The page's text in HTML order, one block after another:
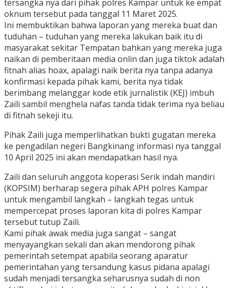
tersangka nya dari pihak polres Kampar untuk ke empat
oknum tersebut pada tanggal 11 Maret 2025.
Ini membuktikan bahwa laporan yang mereka buat dan
tuduhan – tuduhan yang mereka lakukan baik itu di
masyarakat sekitar Tempatan bahkan yang mereka juga
naikan di pemberitaan media onlin dan juga tiktok adalah
fitnah alias hoax, apalagi naik berita nya tanpa adanya
konfirmasi kepada pihak kami, berita nya tidak
berimbang melanggar kode etik jurnalistik (KEJ) imbuh
Zaili sambil menghela nafas tanda tidak terima nya beliau
di fitnah sekeji itu.
Pihak Zaili juga memperlihatkan bukti gugatan mereka
ke pengadilan negeri Bangkinang informasi nya tanggal
10 April 2025 ini akan mendapatkan hasil nya.
Zaili dan seluruh anggota koperasi Serik indah mandiri
(KOPSIM) berharap segera pihak APH polres Kampar
untuk mengambil langkah – langkah tegas untuk
mempercepat proses laporan kita di polres Kampar
tersebut tutup Zaili.
Kami pihak awak media juga sangat – sangat
menyayangkan sekali dan akan mendorong pihak
pemerintah setempat apabila seorang aparatur
pemerintahan yang tersandung kasus pidana apalagi
sudah menjadi tersangka seharusnya sudah di non